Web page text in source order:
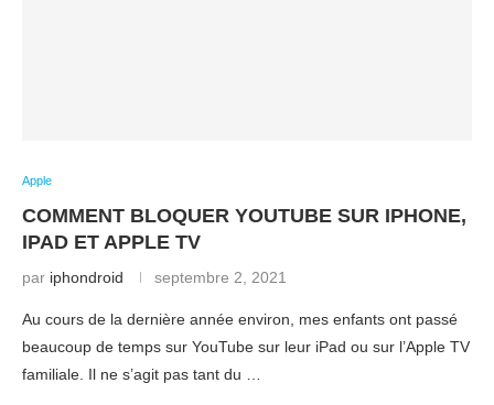
Apple
COMMENT BLOQUER YOUTUBE SUR IPHONE,
IPAD ET APPLE TV
par iphondroid septembre 2, 2021
Au cours de la dernière année environ, mes enfants ont passé
beaucoup de temps sur YouTube sur leur iPad ou sur l’Apple TV
familiale. Il ne s’agit pas tant du …